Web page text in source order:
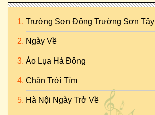
Trường Sơn Đông Trường Sơn Tây
Ngày Về
Áo Lụa Hà Đông
Chân Trời Tím
Hà Nội Ngày Trở Về